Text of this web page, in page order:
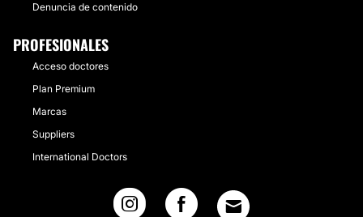
Denuncia de contenido
PROFESIONALES
Acceso doctores
Plan Premium
Marcas
Suppliers
International Doctors